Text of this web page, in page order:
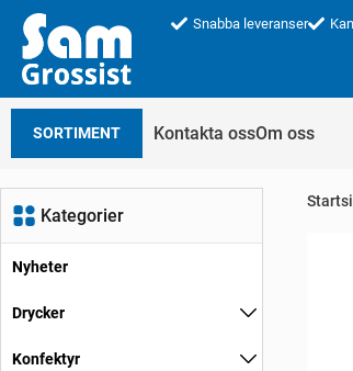
Snabba leveranser
SORTIMENT Kontakta ossOm oss
Kategorier
Nyheter
Drycker
Konfektyr